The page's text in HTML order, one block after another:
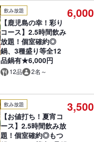
飲み放題
【鹿児島の幸！彩り
コース】2.5時間飲み
放題！個室確約◎
鍋、3種盛り等全12
品鍋有★6,000円
12品 2名～
6,000
飲み放題
【お値打ち！夏宵コ
ース】2.5時間飲み放
題！個室確約◎もつ
3,500